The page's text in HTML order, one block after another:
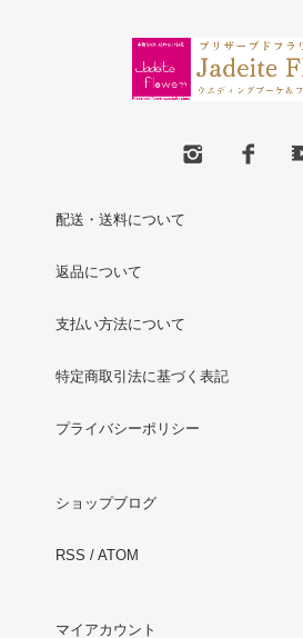
配送・送料について
返品について
支払い方法について
特定商取引法に基づく表記
プライバシーポリシー
ショップブログ
RSS / ATOM
マイアカウント